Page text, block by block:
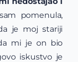
pomenula,
je moj stariji
mi je on bio
iskustvo je